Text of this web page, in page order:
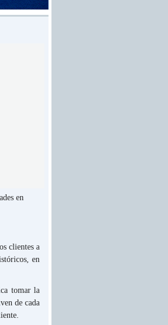
en
clientes a
en
tomar la
de cada